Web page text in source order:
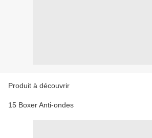
Produit à découvrir
15 Boxer Anti-ondes